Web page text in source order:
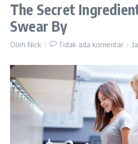
The Secret
Swear By
Oleh Nick Tidak ada komentar